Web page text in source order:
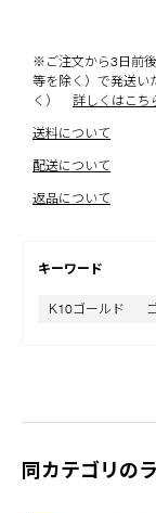
※ご注文から3日前
等を除く）で発送い
く）
詳しくはこち
送料について
配送について
返品について
キーワード
K10ゴールド
同カテゴリの